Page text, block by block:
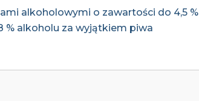
alkoholowymi o zawartości do 4,5 %
% alkoholu za wyjątkiem piwa